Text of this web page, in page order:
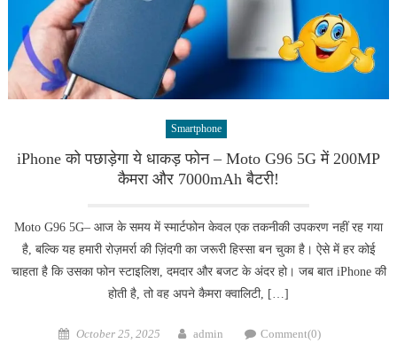
Smartphone
iPhone को पछाड़ेगा ये धाकड़ फोन – Moto G96 5G में 200MP
कैमरा और 7000mAh बैटरी!
Moto G96 5G– आज के समय में स्मार्टफोन केवल एक तकनीकी उपकरण नहीं रह गया
है, बल्कि यह हमारी रोज़मर्रा की ज़िंदगी का जरूरी हिस्सा बन चुका है। ऐसे में हर कोई
चाहता है कि उसका फोन स्टाइलिश, दमदार और बजट के अंदर हो। जब बात iPhone की
होती है, तो वह अपने कैमरा क्वालिटी, […]
Posted
October 25, 2025 Author
admin Comment(0)